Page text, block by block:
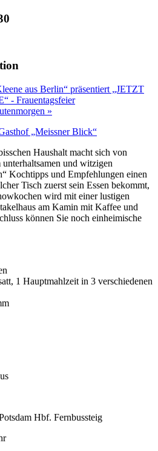
aus Berlin“ präsentiert „JETZT
- Frauentagsfeier
»
Haushalt macht sich von
und witzigen
Kochtipps und Empfehlungen einen
Tisch zuerst sein Essen bekommt,
wird mit einer lustigen
am Kamin mit Kaffee und
können Sie noch einheimische
1 Hauptmahlzeit in 3 verschiedenen
Hbf. Fernbussteig